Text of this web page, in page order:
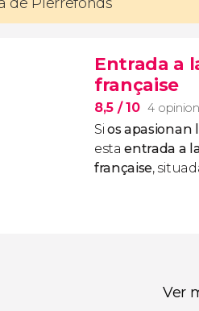
Entrada a
française
8,5 / 10 4
Sios apasionan
estaentrada a
française,
Ver